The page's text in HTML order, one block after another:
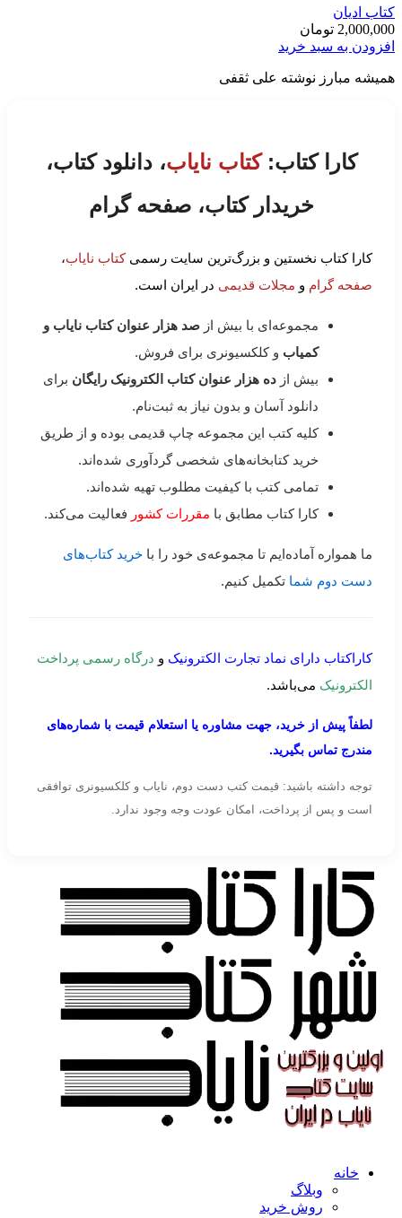
کتاب ادیان
2,000,000 تومان
افزودن به سبد خرید
هميشه مبارز نوشته علی ثقفی
کارا کتاب:کتاب نایاب، دانلود کتاب،
خریدار کتاب، صفحه گرام
کارا کتاب نخستین و بزرگ‌ترین سایت رسمیکتاب نایاب،
صفحه گرام و مجلات قدیمی در ایران است.
مجموعه‌ای با بیش از صد هزار عنوان کتاب نایاب و
کمیاب و کلکسیونری برای فروش.
بیش از ده هزار عنوان کتاب الکترونیک رایگان برای
دانلود آسان و بدون نیاز به ثبت‌نام.
کلیه کتب این مجموعه چاپ قدیمی بوده و از طریق
خرید کتابخانه‌های شخصی گردآوری شده‌اند.
تمامی کتب با کیفیت مطلوب تهیه شده‌اند.
کارا کتاب مطابق با مقررات کشور فعالیت می‌کند.
ما همواره آماده‌ایم تا مجموعه‌ی خود را با خرید کتاب‌های
دست دوم شما تکمیل کنیم.
کاراکتاب دارای نماد تجارت الکترونیک و درگاه رسمی پرداخت
الکترونیک می‌باشد.
لطفاً پیش از خرید، جهت مشاوره یا استعلام قیمت با شماره‌های
مندرج تماس بگیرید.
توجه داشته باشید: قیمت کتب دست دوم، نایاب و کلکسیونری توافقی
است و پس از پرداخت، امکان عودت وجه وجود ندارد.
خانه
وبلاگ
روش خرید